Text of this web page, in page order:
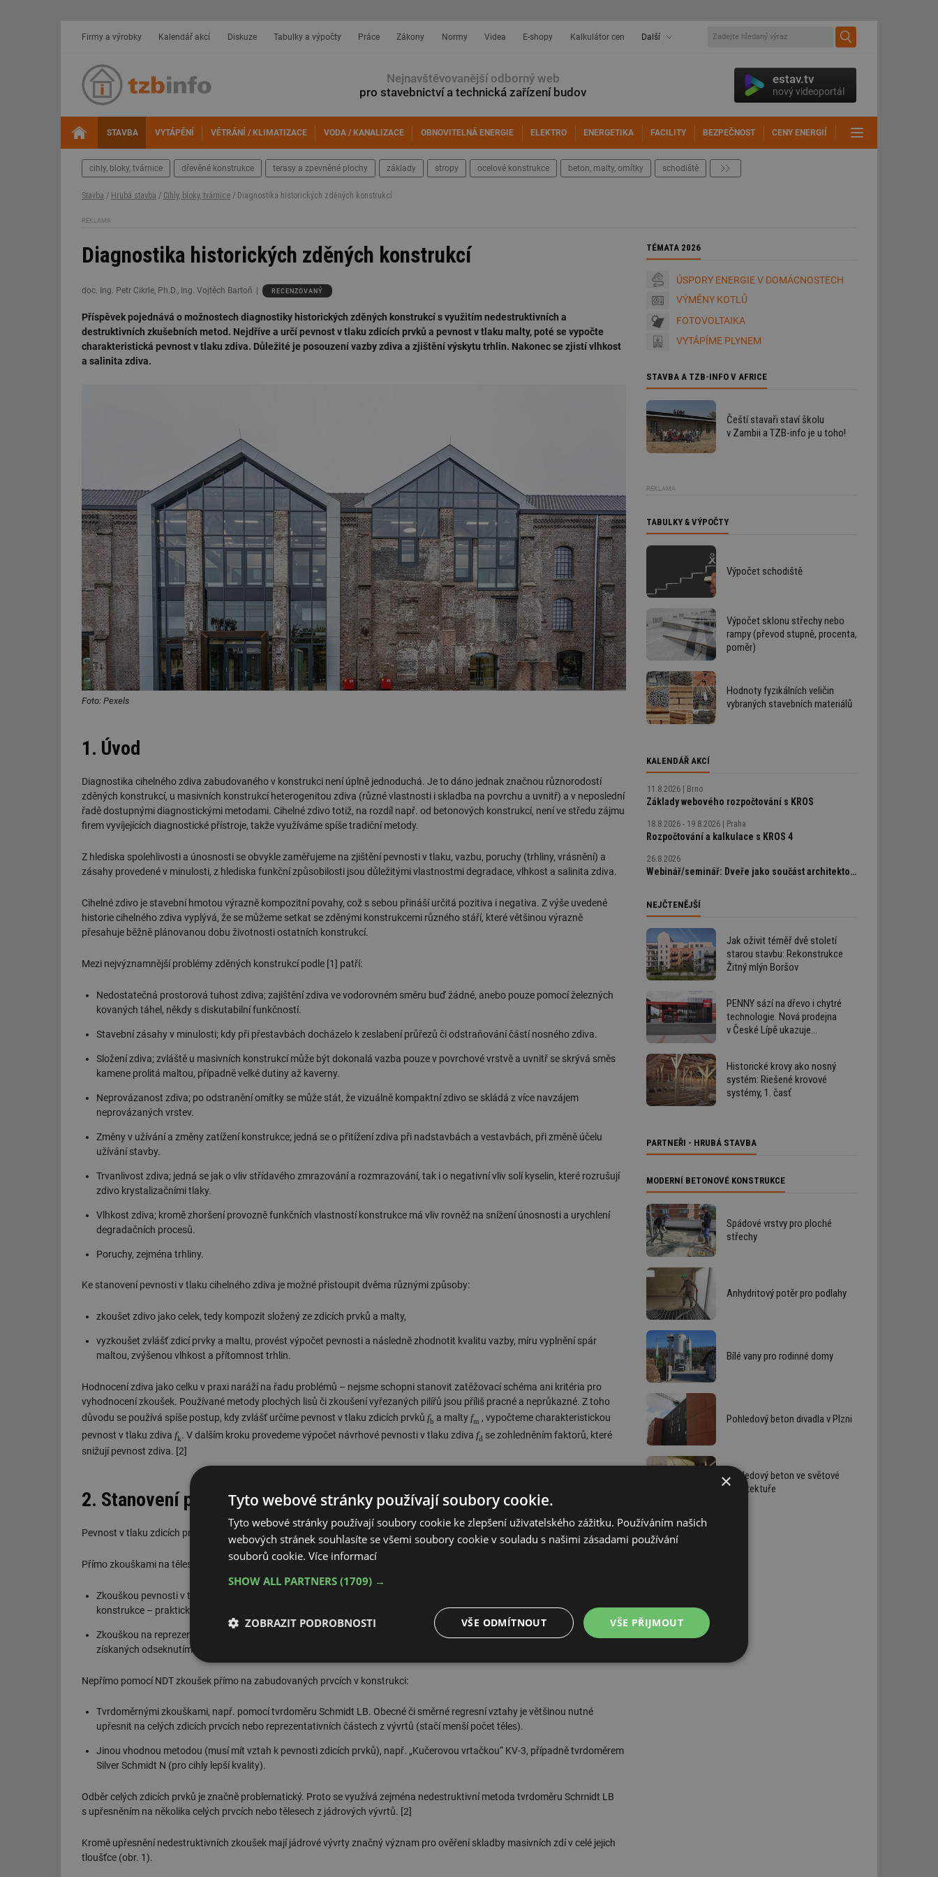
Firmy a výrobky Kalendář akcí Diskuze Tabulky a výpočty Práce Zákony Normy Videa E-shopy Kalkulátor cen Další
Nejnavštěvovanější odborný web
pro stavebnictví a technická zařízení budov
estav.tv
nový videoportál
STAVBA VYTÁPĚNÍ VĚTRÁNÍ / KLIMATIZACE VODA / KANALIZACE OBNOVITELNÁ ENERGIE ELEKTRO ENERGETIKA FACILITY BEZPEČNOST CENY ENERGIÍ
cihly, bloky, tvárnice dřevěné konstrukce terasy a zpevněné plochy základy stropy ocelové konstrukce beton, malty, omítky schodiště
Stavba / Hrubá stavba / Cihly, bloky, tvárnice / Diagnostika historických zděných konstrukcí
REKLAMA
Diagnostika historických zděných konstrukcí
doc. Ing. Petr Cikrle, Ph.D., Ing. Vojtěch Bartoň RECENZOVANÝ
Příspěvek pojednává o možnostech diagnostiky historických zděných konstrukcí s využitím nedestruktivních a
destruktivních zkušebních metod. Nejdříve a určí pevnost v tlaku zdicích prvků a pevnost v tlaku malty, poté se vypočte
charakteristická pevnost v tlaku zdiva. Důležité je posouzení vazby zdiva a zjištění výskytu trhlin. Nakonec se zjistí vlhkost
a salinita zdiva.
Foto: Pexels
1. Úvod
Diagnostika cihelného zdiva zabudovaného v konstrukci není úplně jednoduchá. Je to dáno jednak značnou různorodostí
zděných konstrukcí, u masivních konstrukcí heterogenitou zdiva (různé vlastnosti i skladba na povrchu a uvnitř) a v neposlední
řadě dostupnými diagnostickými metodami. Cihelné zdivo totiž, na rozdíl např. od betonových konstrukcí, není ve středu zájmu
firem vyvíjejících diagnostické přístroje, takže využíváme spíše tradiční metody.
Z hlediska spolehlivosti a únosnosti se obvykle zaměřujeme na zjištění pevnosti v tlaku, vazbu, poruchy (trhliny, vrásnění) a
zásahy provedené v minulosti, z hlediska funkční způsobilosti jsou důležitými vlastnostmi degradace, vlhkost a salinita zdiva.
Cihelné zdivo je stavební hmotou výrazně kompozitní povahy, což s sebou přináší určitá pozitiva i negativa. Z výše uvedené
historie cihelného zdiva vyplývá, že se můžeme setkat se zděnými konstrukcemi různého stáří, které většinou výrazně
přesahuje běžně plánovanou dobu životnosti ostatních konstrukcí.
Mezi nejvýznamnější problémy zděných konstrukcí podle [1] patří:
Nedostatečná prostorová tuhost zdiva; zajištění zdiva ve vodorovném směru buď žádné, anebo pouze pomocí železných
kovaných táhel, někdy s diskutabilní funkčností.
Stavební zásahy v minulosti; kdy při přestavbách docházelo k zeslabení průřezů či odstraňování částí nosného zdiva.
Složení zdiva; zvláště u masivních konstrukcí může být dokonalá vazba pouze v povrchové vrstvě a uvnitř se skrývá směs
kamene prolitá maltou, případně velké dutiny až kaverny.
Neprovázanost zdiva; po odstranění omítky se může stát, že vizuálně kompaktní zdivo se skládá z více navzájem
neprovázaných vrstev.
Změny v užívání a změny zatížení konstrukce; jedná se o přitížení zdiva při nadstavbách a vestavbách, při změně účelu
užívání stavby.
Trvanlivost zdiva; jedná se jak o vliv střídavého zmrazování a rozmrazování, tak i o negativní vliv solí kyselin, které rozrušují
zdivo krystalizačními tlaky.
Vlhkost zdiva; kromě zhoršení provozně funkčních vlastností konstrukce má vliv rovněž na snížení únosnosti a urychlení
degradačních procesů.
Poruchy, zejména trhliny.
Ke stanovení pevnosti v tlaku cihelného zdiva je možné přistoupit dvěma různými způsoby:
zkoušet zdivo jako celek, tedy kompozit složený ze zdicích prvků a malty,
vyzkoušet zvlášť zdicí prvky a maltu, provést výpočet pevnosti a následně zhodnotit kvalitu vazby, míru vyplnění spár
maltou, zvýšenou vlhkost a přítomnost trhlin.
Hodnocení zdiva jako celku v praxi naráží na řadu problémů – nejsme schopni stanovit zatěžovací schéma ani kritéria pro
vyhodnocení zkoušek. Používané metody plochých lisů či zkoušení vyřezaných pilířů jsou příliš pracné a neprůkazné. Z toho
důvodu se používá spíše postup, kdy zvlášť určíme pevnost v tlaku zdicích prvků fb a malty fm , vypočteme charakteristickou
pevnost v tlaku zdiva fk. V dalším kroku provedeme výpočet návrhové pevnosti v tlaku zdiva fd se zohledněním faktorů, které
snižují pevnost zdiva. [2]
2. Stanovení pevnosti v tlaku zdicích prvků
Pevnost v tlaku zdicích prvků je možné stanovit podle [2] několika způsoby:
Přímo zkouškami na tělesech odebraných z konstrukce:
Zkouškou pevnosti v tlaku celých zdicích prvků. Nutné odebrat dostatečný (značný) počet zdicích prvků z různých částí
konstrukce – prakticky těžko proveditelné.
Zkouškou na reprezentativních částech zdicích prvků. Vhodné např. u plných cihel – tělesa lze vyrobit řezáním z částí cihel
získaných odseknutím nebo jádrovým vrtáním.
Nepřímo pomocí NDT zkoušek přímo na zabudovaných prvcích v konstrukci:
Tvrdoměrnými zkouškami, např. pomocí tvrdoměru Schmidt LB. Obecné či směrné regresní vztahy je většinou nutné
upřesnit na celých zdicích prvcích nebo reprezentativních částech z vývrtů (stačí menší počet těles).
Jinou vhodnou metodou (musí mít vztah k pevnosti zdicích prvků), např. „Kučerovou vrtačkou“ KV-3, případně tvrdoměrem
Silver Schmidt N (pro cihly lepší kvality).
Odběr celých zdicích prvků je značně problematický. Proto se využívá zejména nedestruktivní metoda tvrdoměru Schmidt LB
s upřesněním na několika celých prvcích nebo tělesech z jádrových vývrtů. [2]
Kromě upřesnění nedestruktivních zkoušek mají jádrové vývrty značný význam pro ověření skladby masivních zdí v celé jejich
tloušťce (obr. 1).
TÉMATA 2026
ÚSPORY ENERGIE V DOMÁCNOSTECH
VÝMĚNY KOTLŮ
FOTOVOLTAIKA
VYTÁPÍME PLYNEM
STAVBA A TZB-INFO V AFRICE
Čeští stavaři staví školu
v Zambii a TZB-info je u toho!
REKLAMA
TABULKY & VÝPOČTY
Výpočet schodiště
Výpočet sklonu střechy nebo
rampy (převod stupně, procenta,
poměr)
Hodnoty fyzikálních veličin
vybraných stavebních materiálů
KALENDÁŘ AKCÍ
11.8.2026 Brno
Základy webového rozpočtování s KROS
18.8.2026 - 19.8.2026 Praha
Rozpočtování a kalkulace s KROS 4
26.8.2026
Webinář/seminář: Dveře jako součást architektonického detailu, technické řešení bez chyb
NEJČTENĚJŠÍ
Jak oživit téměř dvě století
starou stavbu: Rekonstrukce
Žitný mlýn Boršov
PENNY sází na dřevo i chytré
technologie. Nová prodejna
v České Lípě ukazuje
Historické krovy ako nosný
systém: Riešené krovové
systémy, 1. časť
PARTNEŘI - HRUBÁ STAVBA
MODERNÍ BETONOVÉ KONSTRUKCE
Spádové vrstvy pro ploché
střechy
Anhydritový potěr pro podlahy
Bílé vany pro rodinné domy
Pohledový beton divadla v Plzni
Pohledový beton ve světové
architektuře
×
Tyto webové stránky používají soubory cookie.
Tyto webové stránky používají soubory cookie ke zlepšení uživatelského zážitku. Používáním našich
webových stránek souhlasíte se všemi soubory cookie v souladu s našimi zásadami používání
souborů cookie. Více informací
SHOW ALL PARTNERS (1709) →
VŠE PŘIJMOUT
VŠE ODMÍTNOUT
ZOBRAZIT PODROBNOSTI
Nezbytně nutné
soubory
Výkonové
soubory
Soubory cílení Funkční soubory
Nezařazené
Nezbytně nutné soubory
Nezbytně nutné soubory cookie umožňují základní funkce webových stránek, jako je přihlášení uživatele a správa účtu. Webové
stránky nelze bez nezbytně nutných souborů cookie správně používat.
Název
Doména
Vyprší Popis